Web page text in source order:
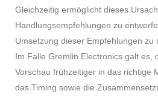
Gleichzeitig ermöglicht dieses
Handlungsempfehlungen zu
Umsetzung dieser Empfehlungen zu
Im Falle Gremlin Electronics galt es,
Vorschau frühzeitiger in das richtige
das Timing sowie die